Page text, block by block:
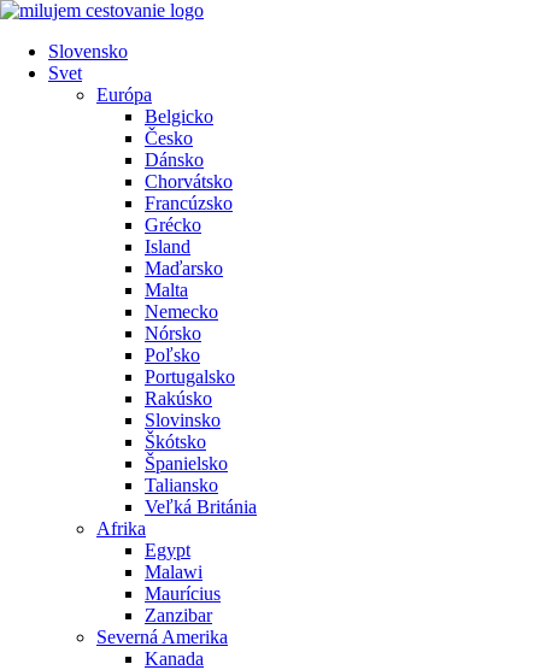
Preskočiť
obsah
Slovensko
Svet
Európa
Belgicko
Česko
Dánsko
Chorvátsko
Francúzsko
Grécko
Island
Maďarsko
Malta
Nemecko
Nórsko
Poľsko
Portugalsko
Rakúsko
Slovinsko
Škótsko
Španielsko
Taliansko
Veľká Británia
Afrika
Egypt
Malawi
Maurícius
Zanzibar
Severná Amerika
Kanada